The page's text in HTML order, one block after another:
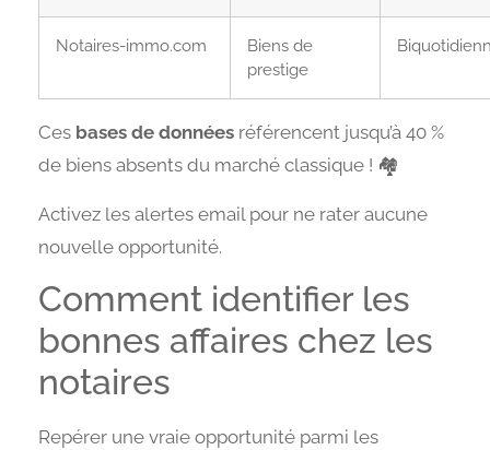
Notaires-immo.com
Biens de
prestige
Ces bases de données référencent jusqu’à 40 %
de biens absents du marché classique ! 🏘️
Activez les alertes email pour ne rater aucune
nouvelle opportunité.
Comment identifier les
bonnes affaires chez les
notaires
Repérer une vraie opportunité parmi les